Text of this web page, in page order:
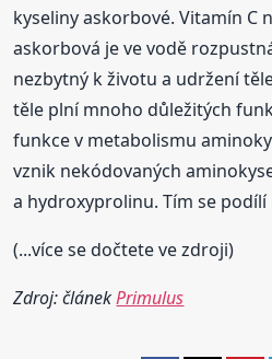
kyseliny askorbové. Vitamín C
askorbová je ve vodě
nezbytný k životu a udržení
těle plní mnoho důležitých
funkce v metabolismu
vznik nekódovaných
a hydroxyprolinu. Tím se
(...více se dočtete ve zdroji)
Zdroj: článekPrimulus